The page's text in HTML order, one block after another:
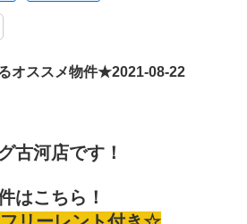
オススメ物件★2021-08-22
古河店です！
はこちら！